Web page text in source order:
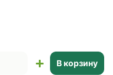
В корзину